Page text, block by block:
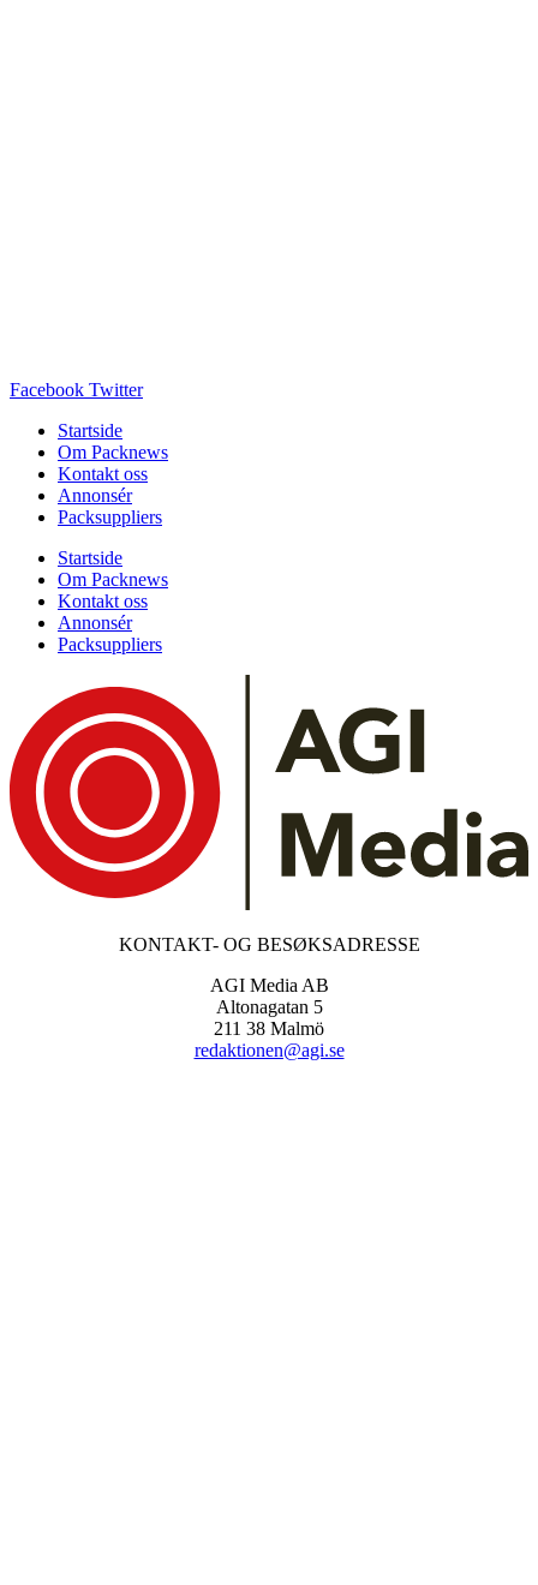
Facebook Twitter
Startside
Om Packnews
Kontakt oss
Annonsér
Packsuppliers
Startside
Om Packnews
Kontakt oss
Annonsér
Packsuppliers
KONTAKT- OG BESØKSADRESSE
AGI Media AB
Altonagatan 5
211 38 Malmö
redaktionen@agi.se